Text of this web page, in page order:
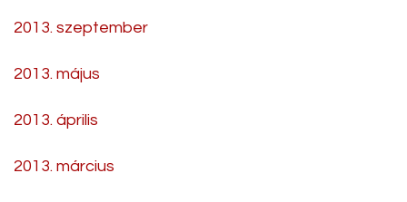
2013. szeptember
2013. május
2013. április
2013. március